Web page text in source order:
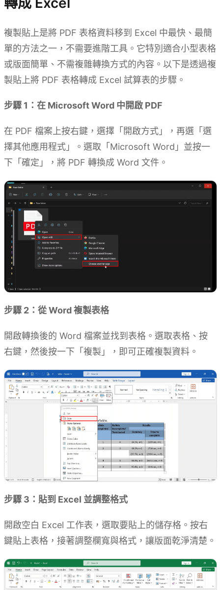
複製貼上是將 PDF 表格資料移到 Excel 中最快、最簡
單的方法之一，不需要進階工具。它特別適合小型表格
或版面簡單、不需複雜轉換方式的內容。以下是透過複
製貼上將 PDF 表格轉成 Excel 試算表的步驟。
步驟 1：在 Microsoft Word 中開啟 PDF
在 PDF 檔案上按右鍵，選擇「開啟方式」，再選「選
擇其他應用程式」。選取「Microsoft Word」並按一
下「確定」，將 PDF 轉換成 Word 文件。
步驟 2：從 Word 複製表格
開啟轉換後的 Word 檔案並找到表格。選取表格、按
右鍵，然後按一下「複製」，即可正確複製資料。
步驟 3：貼到 Excel 並調整格式
開啟空白 Excel 工作表，選取要貼上的儲存格。按右
鍵貼上表格，接著調整欄寬與格式，讓版面乾淨清楚。